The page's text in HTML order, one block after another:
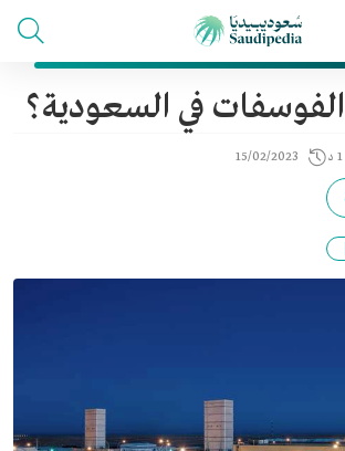
الفوسفات في السعودية؟
1 د 15/02/2023